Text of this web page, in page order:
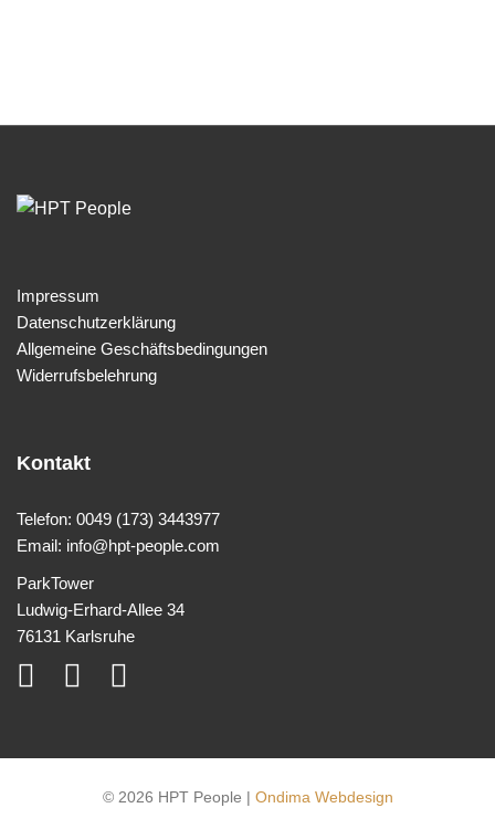
Impressum
Datenschutzerklärung
Allgemeine Geschäftsbedingungen
Widerrufsbelehrung
Kontakt
Telefon: 0049 (173) 3443977
Email: info@hpt-people.com
ParkTower
Ludwig-Erhard-Allee 34
76131 Karlsruhe
© 2026 HPT People | Ondima Webdesign